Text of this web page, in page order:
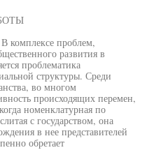
комплексе проблем,
развития в
проблематика
структуры. Среди
во многом
происходящих перемен,
номенклатурная по
с государством, она
в нее представителей
обретает